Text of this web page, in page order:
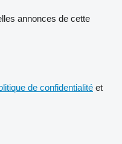
annonces de cette
de confidentialité et